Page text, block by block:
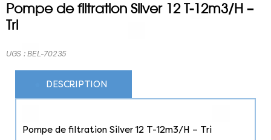
Pompe de filtration Silver 12 T-12m3/H –
Tri
UGS :BEL-70235
DESCRIPTION
Pompe de filtration Silver 12 T-12m3/H – Tri